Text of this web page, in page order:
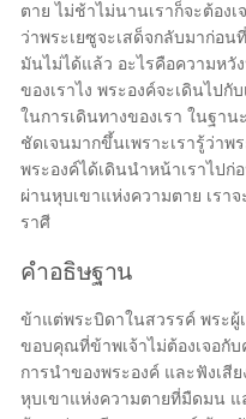
ตาย ไม่ช้าไม่นานเราก็จะต้อง
ว่าพระเยซูจะเสด็จกลับมาก่อน
มันไม่ได้แล้ว อะไรคือความหวั
ของเราไง พระองค์จะเดินไปกั
ในการเดินทางของเรา ในฐา
ชัดเจนมากขึ้นเพราะเรารู้ว่าพ
พระองค์ได้เดินนำหน้าเราไปก่
ผ่านหุบเขาแห่งความตาย เรา
ราศี
คำอธิษฐาน
ข้าแต่พระบิดาในสวรรค์ พระผู้
ขอบคุณที่ข้าพเจ้าไม่ต้องเจอกับ
การนำของพระองค์ และฟังเสี
หุบเขาแห่งความตายที่มืดมน